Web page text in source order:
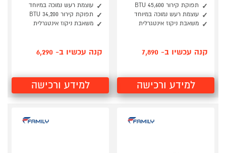
תפוקת קירור 45,600 BTU
עוצמת רעש נמוכה במיוחד
משאבת ניקוז אינטגרלית
קנה עכשיו ב- 7,890
למידע ורכישה
עוצמת רעש נמוכה במיוחד
תפוקת קירור 34,200 BTU
משאבת ניקוז אינטגרלית
קנה עכשיו ב- 6,290
למידע ורכישה